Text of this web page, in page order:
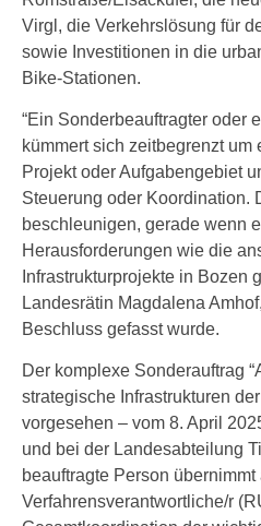
Virgl, die Verkehrslösung für
sowie Investitionen in die
Bike-Stationen.
“Ein Sonderbeauftragter oder
kümmert sich zeitbegrenzt
Projekt oder Aufgabengebiet
Steuerung oder Koordination.
beschleunigen, gerade wenn
Herausforderungen wie die
Infrastrukturprojekte in Bozen
Landesrätin Magdalena
Beschluss gefasst wurde.
Der komplexe Sonderauftrag
strategische Infrastrukturen
vorgesehen – vom 8. April
und bei der Landesabteilung
beauftragte Person
Verfahrensverantwortliche/r